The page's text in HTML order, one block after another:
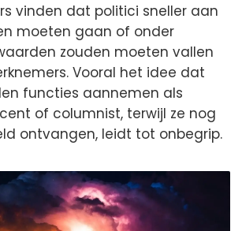
vinden dat politici sneller aan
moeten gaan of onder
zouden moeten vallen
Vooral het idee dat
functies aannemen als
of columnist, terwijl ze nog
ontvangen, leidt tot onbegrip.